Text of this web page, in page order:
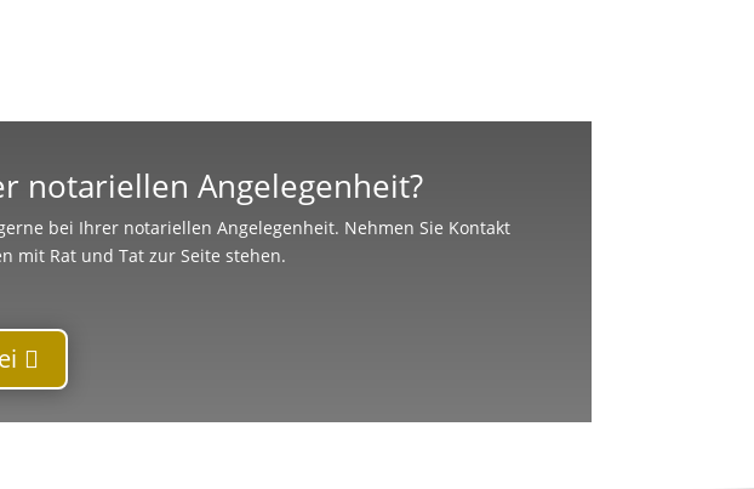
notariellen Angelegenheit?
bei Ihrer notariellen Angelegenheit. Nehmen Sie Kontakt
mit Rat und Tat zur Seite stehen.